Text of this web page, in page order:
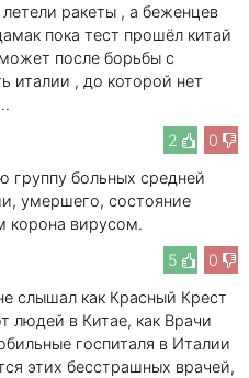
ракеты , а беженцев
пока тест прошёл китай
после борьбы с
италии , до которой нет
2
0
группу больных средней
умершего, состояние
корона вирусом.
5
0
слышал как Красный Крест
людей в Китае, как Врачи
госпиталя в Италии
этих бесстрашных врачей,